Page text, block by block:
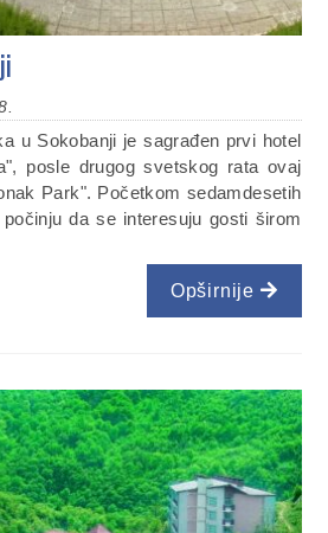
u Sokobanji je sagrađen prvi hotel
posle drugog svetskog rata ovaj
Park". Početkom sedamdesetih
da se interesuju gosti širom
Opširnije